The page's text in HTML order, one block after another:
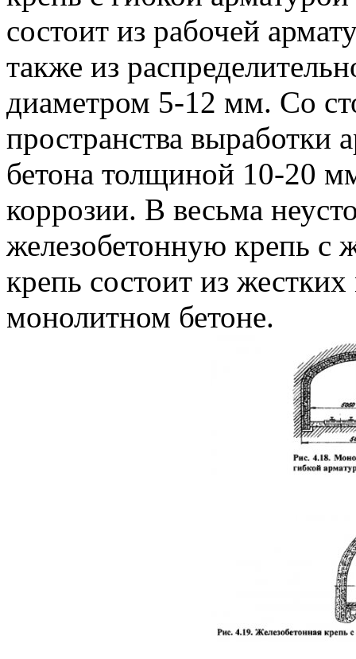
состоит из рабочей
также из
диаметром 5-12 мм. Со
пространства выработки
бетона толщиной 10-20
коррозии. В весьма
железобетонную крепь с
крепь состоит из
монолитном бетоне.